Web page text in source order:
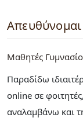
Μαθητές
Παραδίδω
online σε
αναλαμβάνω και